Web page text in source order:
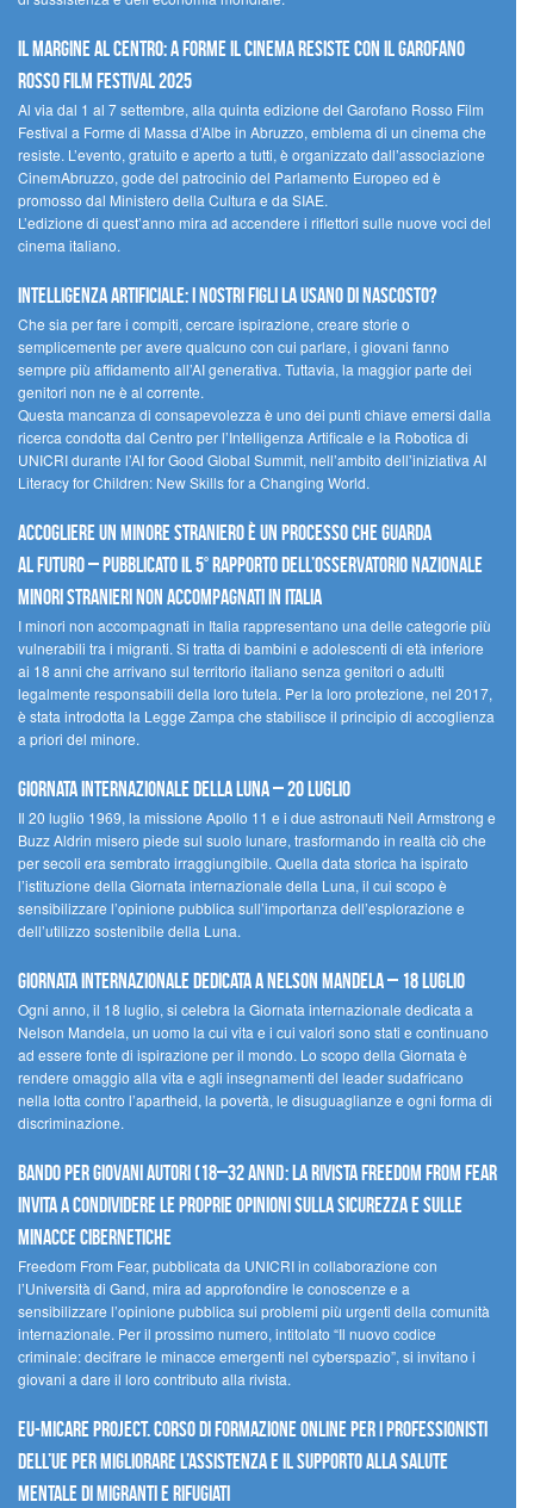
Il margine al centro: a Forme il cinema resiste con il Garofano
Rosso Film Festival 2025
Al via dal 1 al 7 settembre, alla quinta edizione del Garofano Rosso Film
Festival a Forme di Massa d’Albe in Abruzzo, emblema di un cinema che
resiste. L’evento, gratuito e aperto a tutti, è organizzato dall’associazione
CinemAbruzzo, gode del patrocinio del Parlamento Europeo ed è
promosso dal Ministero della Cultura e da SIAE.
L’edizione di quest’anno mira ad accendere i riflettori sulle nuove voci del
cinema italiano.
Intelligenza artificiale: i nostri figli la usano di nascosto?
Che sia per fare i compiti, cercare ispirazione, creare storie o
semplicemente per avere qualcuno con cui parlare, i giovani fanno
sempre più affidamento all’AI generativa. Tuttavia, la maggior parte dei
genitori non ne è al corrente.
Questa mancanza di consapevolezza è uno dei punti chiave emersi dalla
ricerca condotta dal Centro per l’Intelligenza Artificale e la Robotica di
UNICRI durante l’AI for Good Global Summit, nell’ambito dell’iniziativa AI
Literacy for Children: New Skills for a Changing World.
Accogliere un minore straniero è un processo che guarda
al futuro – Pubblicato il 5° rapporto dell’Osservatorio Nazionale
Minori Stranieri Non Accompagnati in Italia
I minori non accompagnati in Italia rappresentano una delle categorie più
vulnerabili tra i migranti. Si tratta di bambini e adolescenti di età inferiore
ai 18 anni che arrivano sul territorio italiano senza genitori o adulti
legalmente responsabili della loro tutela. Per la loro protezione, nel 2017,
è stata introdotta la Legge Zampa che stabilisce il principio di accoglienza
a priori del minore.
Giornata Internazionale della Luna – 20 luglio
Il 20 luglio 1969, la missione Apollo 11 e i due astronauti Neil Armstrong e
Buzz Aldrin misero piede sul suolo lunare, trasformando in realtà ciò che
per secoli era sembrato irraggiungibile. Quella data storica ha ispirato
l’istituzione della Giornata internazionale della Luna, il cui scopo è
sensibilizzare l’opinione pubblica sull’importanza dell’esplorazione e
dell’utilizzo sostenibile della Luna.
Giornata internazionale dedicata a Nelson Mandela – 18 luglio
Ogni anno, il 18 luglio, si celebra la Giornata internazionale dedicata a
Nelson Mandela, un uomo la cui vita e i cui valori sono stati e continuano
ad essere fonte di ispirazione per il mondo. Lo scopo della Giornata è
rendere omaggio alla vita e agli insegnamenti del leader sudafricano
nella lotta contro l’apartheid, la povertà, le disuguaglianze e ogni forma di
discriminazione.
Bando per giovani autori (18–32 anni): la Rivista Freedom From Fear
invita a condividere le proprie opinioni sulla sicurezza e sulle
minacce cibernetiche
Freedom From Fear, pubblicata da UNICRI in collaborazione con
l’Università di Gand, mira ad approfondire le conoscenze e a
sensibilizzare l’opinione pubblica sui problemi più urgenti della comunità
internazionale. Per il prossimo numero, intitolato “Il nuovo codice
criminale: decifrare le minacce emergenti nel cyberspazio”, si invitano i
giovani a dare il loro contributo alla rivista.
EU-MiCare Project. Corso di formazione online per i professionisti
dell’UE per migliorare l’assistenza e il supporto alla salute
mentale di migranti e rifugiati